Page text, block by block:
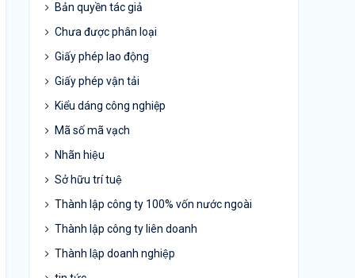
Bản quyền tác giả
Chưa được phân loại
Giấy phép lao động
Giấy phép vận tải
Kiểu dáng công nghiệp
Mã số mã vạch
Nhãn hiệu
Sở hữu trí tuệ
Thành lập công ty 100% vốn nước ngoài
Thành lập công ty liên doanh
Thành lập doanh nghiệp